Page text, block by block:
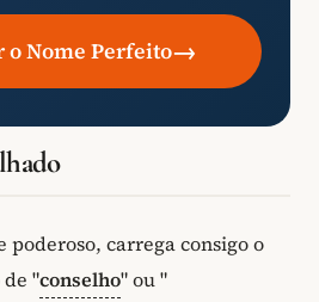
o Nome Perfeito→
poderoso, carrega consigo o
"conselho" ou "